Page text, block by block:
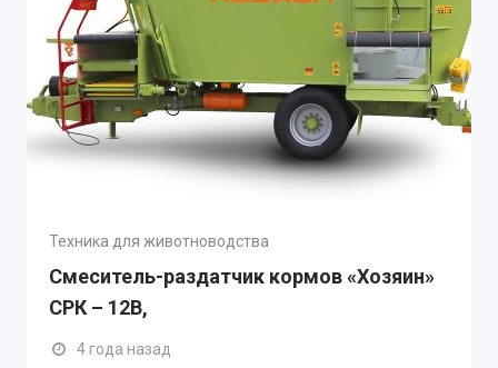
Техника для животноводства
Смеситель-раздатчик кормов «Хозяин»
СРК – 12В,
4 года назад